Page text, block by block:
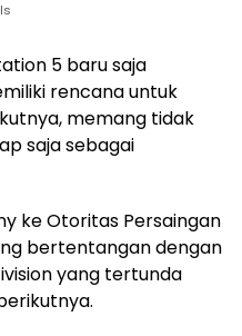
5 baru saja
rencana untuk
memang tidak
saja sebagai
ke Otoritas Persaingan
bertentangan dengan
yang tertunda